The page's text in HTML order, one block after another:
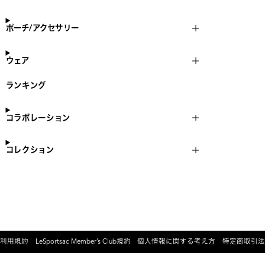
ポーチ/アクセサリー
ウェア
ランキング
コラボレーション
コレクション
利用規約 LeSportsac Member’s Club規約 個人情報に関する考え方 特定商取引